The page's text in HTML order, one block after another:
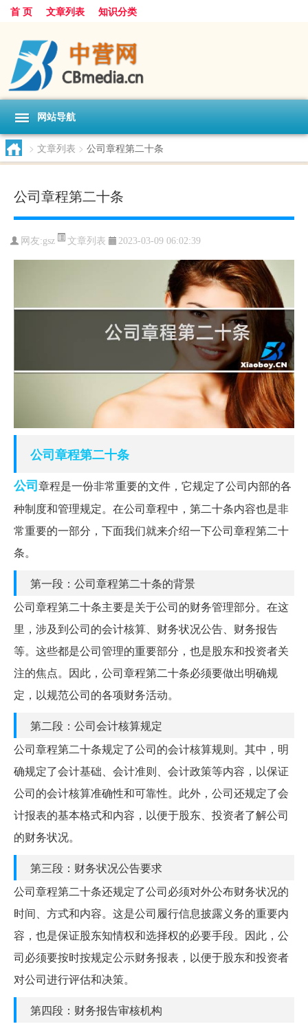
首 页 文章列表 知识分类
网站导航
> 文章列表 > 公司章程第二十条
公司章程第二十条
网友:gsz 文章列表 2023-03-09 06:02:39
公司章程第二十条
公司章程是一份非常重要的文件，它规定了公司内部的各
种制度和管理规定。在公司章程中，第二十条内容也是非
常重要的一部分，下面我们就来介绍一下公司章程第二十
条。
第一段：公司章程第二十条的背景
公司章程第二十条主要是关于公司的财务管理部分。在这
里，涉及到公司的会计核算、财务状况公告、财务报告
等。这些都是公司管理的重要部分，也是股东和投资者关
注的焦点。因此，公司章程第二十条必须要做出明确规
定，以规范公司的各项财务活动。
第二段：公司会计核算规定
公司章程第二十条规定了公司的会计核算规则。其中，明
确规定了会计基础、会计准则、会计政策等内容，以保证
公司的会计核算准确性和可靠性。此外，公司还规定了会
计报表的基本格式和内容，以便于股东、投资者了解公司
的财务状况。
第三段：财务状况公告要求
公司章程第二十条还规定了公司必须对外公布财务状况的
时间、方式和内容。这是公司履行信息披露义务的重要内
容，也是保证股东知情权和选择权的必要手段。因此，公
司必须要按时按规定公示财务报表，以便于股东和投资者
对公司进行评估和决策。
第四段：财务报告审核机构